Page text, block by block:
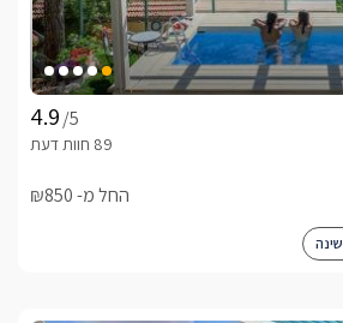
/5
החל מ- ₪850